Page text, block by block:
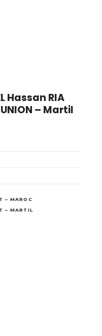
Hassan RIA
UNION – Martil
– MAROC
– MARTIL